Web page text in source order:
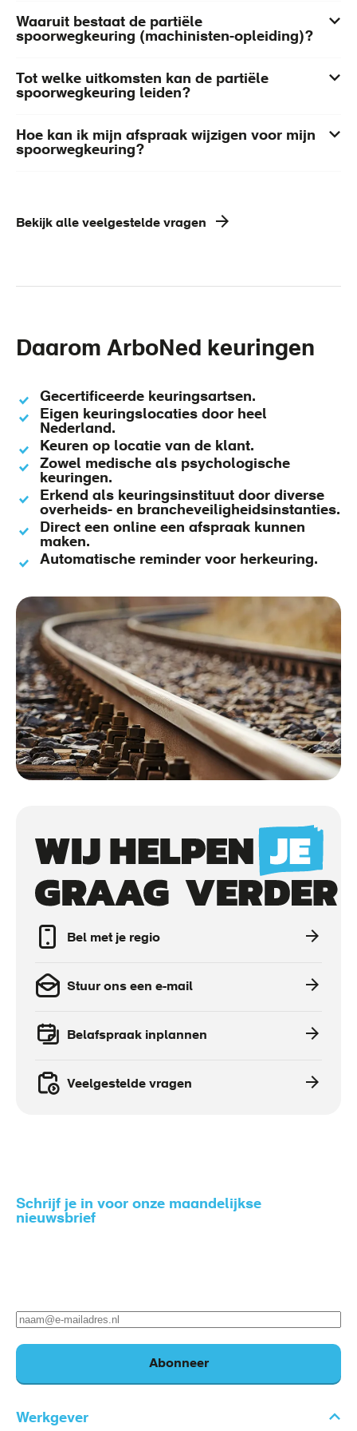
Waaruit bestaat de partiële
spoorwegkeuring (machinisten-opleiding)?
Tot welke uitkomsten kan de partiële
spoorwegkeuring leiden?
Hoe kan ik mijn afspraak wijzigen voor mijn
spoorwegkeuring?
Bekijk alle veelgestelde vragen
Daarom ArboNed keuringen
Gecertificeerde keuringsartsen.
Eigen keuringslocaties door heel
Nederland.
Keuren op locatie van de klant.
Zowel medische als psychologische
keuringen.
Erkend als keuringsinstituut door diverse
overheids- en brancheveiligheidsinstanties.
Direct een online een afspraak kunnen
maken.
Automatische reminder voor herkeuring.
Call
to
actions
Bel met je regio
Stuur ons een e-mail
Belafspraak inplannen
Veelgestelde vragen
Schrijf je in voor onze maandelijkse
nieuwsbrief
E-
Abonneer
Werkgever